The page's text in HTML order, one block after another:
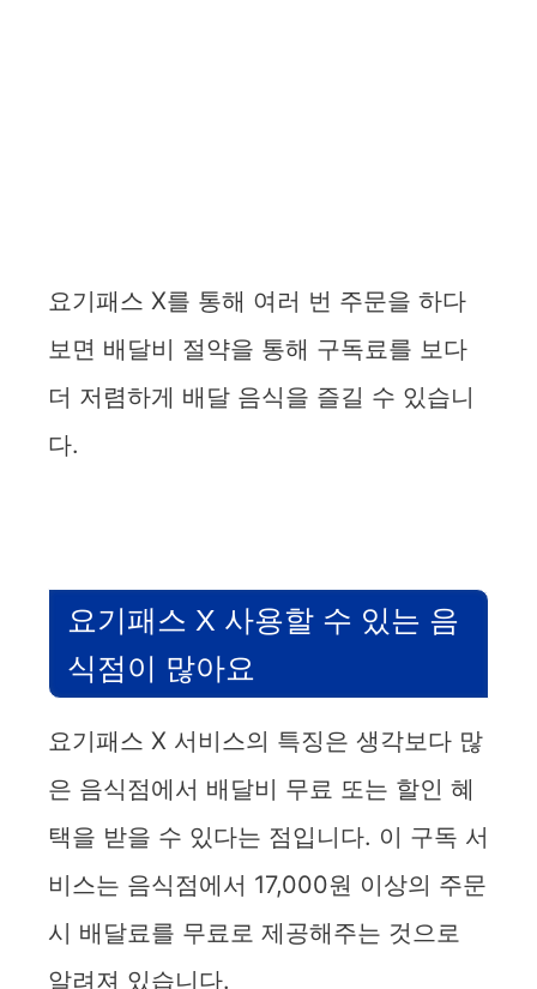
요기패스 X를 통해 여러 번 주문을 하다
보면 배달비 절약을 통해 구독료를 보다
더 저렴하게 배달 음식을 즐길 수 있습니
다.
요기패스 X 사용할 수 있는 음
식점이 많아요
요기패스 X 서비스의 특징은 생각보다 많
은 음식점에서 배달비 무료 또는 할인 혜
택을 받을 수 있다는 점입니다. 이 구독 서
비스는 음식점에서 17,000원 이상의 주문
시 배달료를 무료로 제공해주는 것으로
알려져 있습니다.